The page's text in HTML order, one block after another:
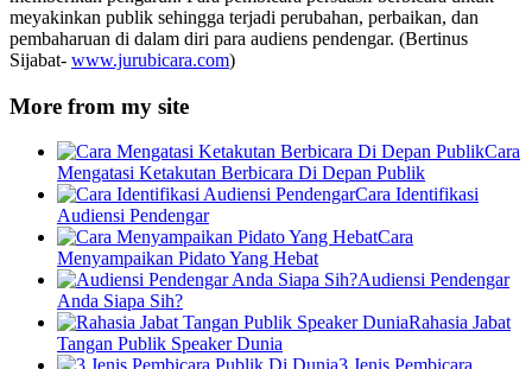
meyakinkan publik sehingga terjadi perubahan, perbaikan, dan
pembaharuan di dalam diri para audiens pendengar. (Bertinus
Sijabat- www.jurubicara.com)
More from my site
Cara
Mengatasi Ketakutan Berbicara Di Depan Publik
Cara Identifikasi
Audiensi Pendengar
Cara
Menyampaikan Pidato Yang Hebat
Audiensi Pendengar
Anda Siapa Sih?
Rahasia Jabat
Tangan Publik Speaker Dunia